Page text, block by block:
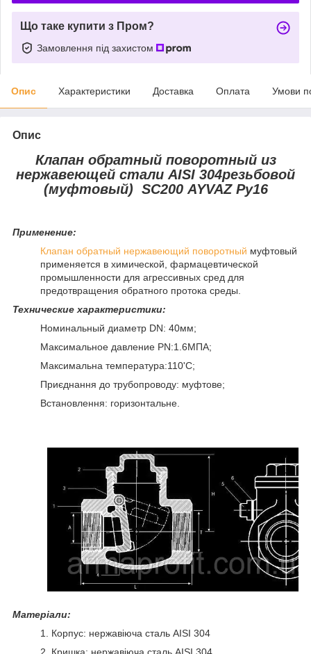
Що таке купити з Пром?
Замовлення під захистом
Опис Характеристики Доставка Оплата Умови
Опис
Клапан обратный поворотный из
нержавеющей стали AISI 304резьбовой
(муфтовый) SC200AYVAZ Ру16
Применение:
Клапан обратный нержавеющий поворотный муфтовый
применяется в химической, фармацевтической
промышленности для агрессивных сред для
предотвращения обратного протока среды.
Технические характеристики:
Номинальный диаметр DN: 40мм;
Максимальное давление PN:1.6МПА;
Максимальна температура:110'С;
Приєднання до трубопроводу: муфтове;
Встановлення: горизонтальне.
Матеріали:
1. Корпус: нержавіюча сталь AISI 304